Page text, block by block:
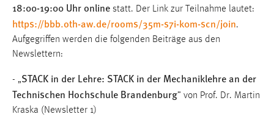
18:00-19:00 Uhr online statt. Der Link zur Teilnahme lautet:
https://bbb.oth-aw.de/rooms/35m-s7i-k0m-scn/join.
Aufgegriffen werden die folgenden Beiträge aus den
Newslettern:
- „STACK in der Lehre: STACK in der Mechaniklehre an der
Technischen Hochschule Brandenburg” von Prof. Dr. Martin
Kraska (Newsletter 1)